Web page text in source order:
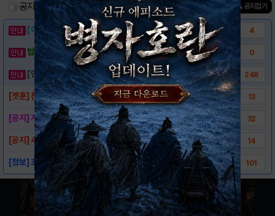
공지사항 진행중인 이벤트0 건 ▲ 공지접기
[이벤트] 웃음으로 매일매일 해피! 유머 게시.. 4
밥알이의 헝앱통신 ⑲ “밥알이, 드디어 멀티를.. 0
[안내] 헝그리앱 필수 상식! 밥알 획득 안내.. 248
[겟훈] 친목은 가까이, 친목질은 멀리 13
[공지] 게시판 이용규칙 안내 32
[공지] 4성득은 [자랑하기] 카테고리를 이용.. 14
[정보] 초보자 분들을 위한 가이드 101